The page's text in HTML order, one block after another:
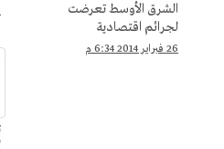
الشرق الأوسط تعرضت
لجرائم اقتصادية
26 فبراير 2014 6:34 م